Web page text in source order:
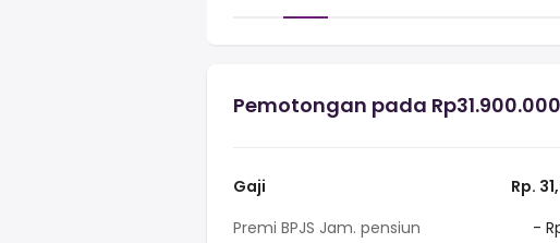
Pemotongan pada
Gaji
Rp.
Premi BPJS Jam. pensiun
-